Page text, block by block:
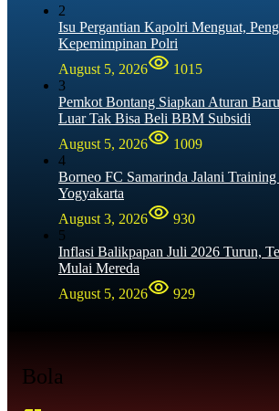
2
Isu Pergantian Kapolri Menguat,
Kepemimpinan Polri
August 5, 2026
1015
3
Pemkot Bontang Siapkan Aturan
Luar Tak Bisa Beli BBM Subsidi
August 5, 2026
1009
4
Borneo FC Samarinda Jalani
Yogyakarta
August 3, 2026
930
5
Inflasi Balikpapan Juli 2026 Turun,
Mulai Mereda
August 5, 2026
929
Bola